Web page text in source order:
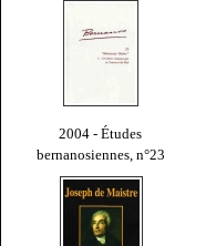
2004 - Études
bernanosiennes, n°23